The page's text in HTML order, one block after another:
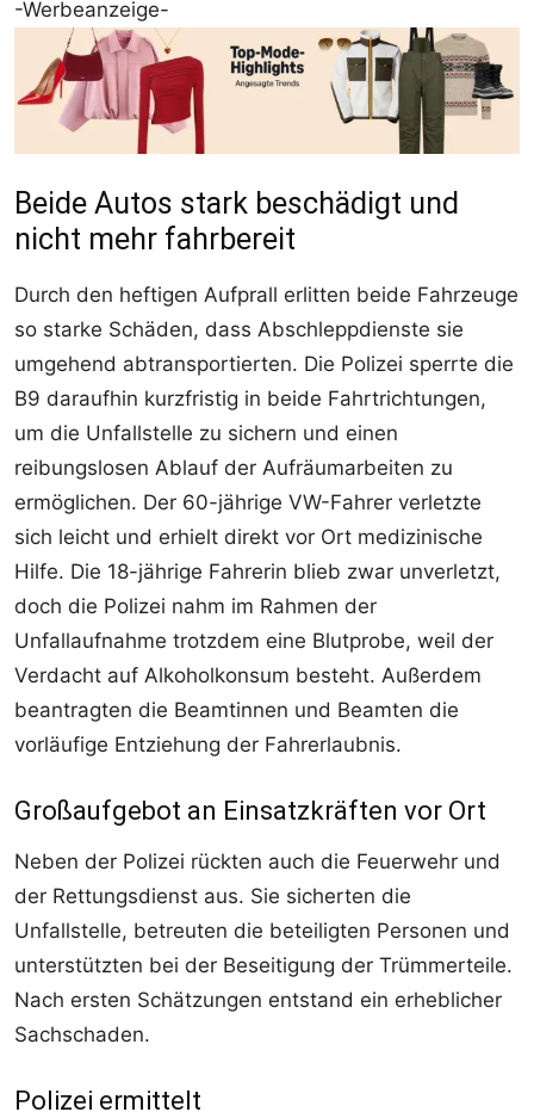
-Werbeanzeige-
Beide Autos stark beschädigt und
nicht mehr fahrbereit
Durch den heftigen Aufprall erlitten beide Fahrzeuge
so starke Schäden, dass Abschleppdienste sie
umgehend abtransportierten. Die Polizei sperrte die
B9 daraufhin kurzfristig in beide Fahrtrichtungen,
um die Unfallstelle zu sichern und einen
reibungslosen Ablauf der Aufräumarbeiten zu
ermöglichen. Der 60-jährige VW-Fahrer verletzte
sich leicht und erhielt direkt vor Ort medizinische
Hilfe. Die 18-jährige Fahrerin blieb zwar unverletzt,
doch die Polizei nahm im Rahmen der
Unfallaufnahme trotzdem eine Blutprobe, weil der
Verdacht auf Alkoholkonsum besteht. Außerdem
beantragten die Beamtinnen und Beamten die
vorläufige Entziehung der Fahrerlaubnis.
Großaufgebot an Einsatzkräften vor Ort
Neben der Polizei rückten auch die Feuerwehr und
der Rettungsdienst aus. Sie sicherten die
Unfallstelle, betreuten die beteiligten Personen und
unterstützten bei der Beseitigung der Trümmerteile.
Nach ersten Schätzungen entstand ein erheblicher
Sachschaden.
Polizei ermittelt